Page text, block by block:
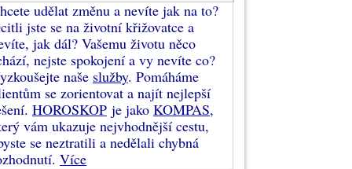
udělat změnu a nevíte jak na to?
jste se na životní křižovatce a
jak dál? Vašemu životu něco
nejste spokojení a vy nevíte co?
naše služby. Pomáháme
se zorientovat a najít nejlepší
HOROSKOP je jako KOMPAS,
vám ukazuje nejvhodnější cestu,
se neztratili a nedělali chybná
Více